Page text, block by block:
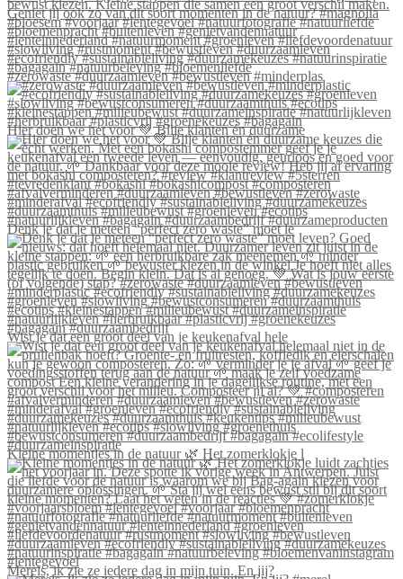
#zerowaste #duurzaamleven #bewustleven #minderplas
Hier doen we het voor 💚 Blije klanten én duurzame
Denk je dat je meteen “perfect zero waste” moet le
Wist je dat een groot deel van je keukenafval hele
Kleine momentjes in de natuur 🌿 Het zomerklokje l
Merels, ik zie ze iedere dag in mijn tuin. En jij?